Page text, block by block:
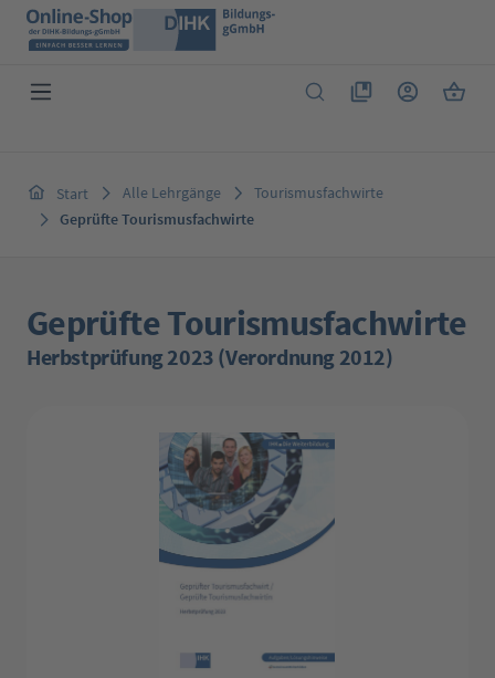
Zum Hauptinhalt springen
Du hast 0 Produkte
Start Alle Lehrgänge
Tourismusfachwirte
Geprüfte Tourismusfachwirte
Geprüfte Tourismusfachwirte
Herbstprüfung 2023 (Verordnung 2012)